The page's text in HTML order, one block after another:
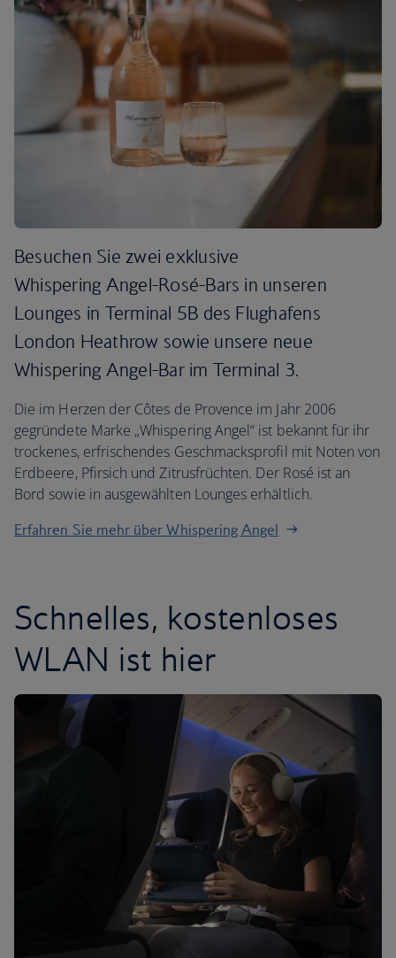
Besuchen Sie zwei exklusive
Whispering Angel-Rosé-Bars in unseren
Lounges in Terminal 5B des Flughafens
London Heathrow sowie unsere neue
Whispering Angel-Bar im Terminal 3.
Die im Herzen der Côtes de Provence im Jahr 2006
gegründete Marke „Whispering Angel“ ist bekannt für ihr
trockenes, erfrischendes Geschmacksprofil mit Noten von
Erdbeere, Pfirsich und Zitrusfrüchten. Der Rosé ist an
Bord sowie in ausgewählten Lounges erhältlich.
Erfahren Sie mehr über Whispering Angel
Schnelles, kostenloses
WLAN ist hier